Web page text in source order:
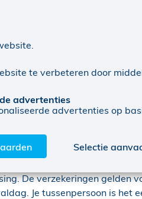
31 oktober 2022.
huurder
af en ontdek snel de
voor je de
verzekering huurder,
bestemd voor huurders
De verzekeringen gelden
Je tussenpersoon is het
te verbeteren door
advertenties
advertenties op
Selectie